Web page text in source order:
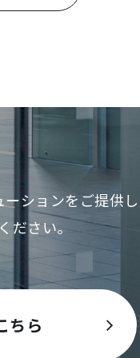
ーションをご提供
ださい。
ちら